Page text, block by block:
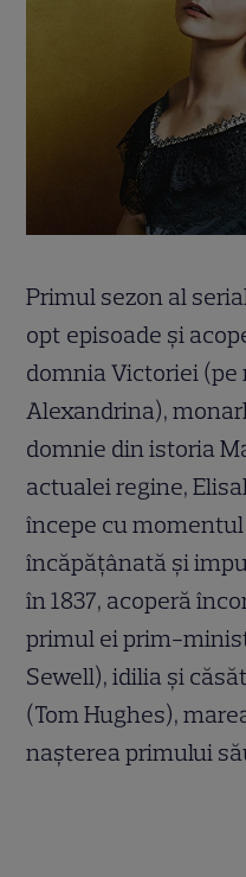
Primul sezon al
opt episoade și
domnia Victoriei
Alexandrina),
domnie din istoria
actualei regine,
începe cu
încăpățânată și
în 1837, acoperă
primul ei prim-
Sewell), idilia și
(Tom Hughes),
nașterea primului